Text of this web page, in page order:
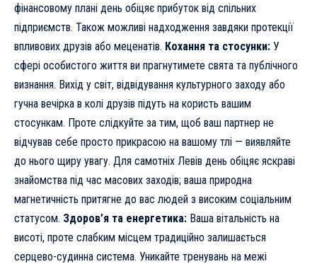
фінансовому плані день обіцяє прибуток від спільних
підприємств. Також можливі надходження завдяки протекції
впливових друзів або меценатів. Кохання та стосунки: У
сфері особистого життя ви прагнутимете свята та публічного
визнання. Вихід у світ, відвідування культурного заходу або
гучна вечірка в колі друзів підуть на користь вашим
стосункам. Проте слідкуйте за тим, щоб ваш партнер не
відчував себе просто прикрасою на вашому тлі — виявляйте
до нього щиру увагу. Для самотніх Левів день обіцяє яскраві
знайомства під час масових заходів; ваша природна
магнетичність притягне до вас людей з високим соціальним
статусом. Здоров’я та енергетика: Ваша вітальність на
висоті, проте слабким місцем традиційно залишається
серцево-судинна система. Уникайте тренувань на межі